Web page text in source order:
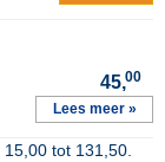
45,00
Lees meer »
15,00 tot 131,50.